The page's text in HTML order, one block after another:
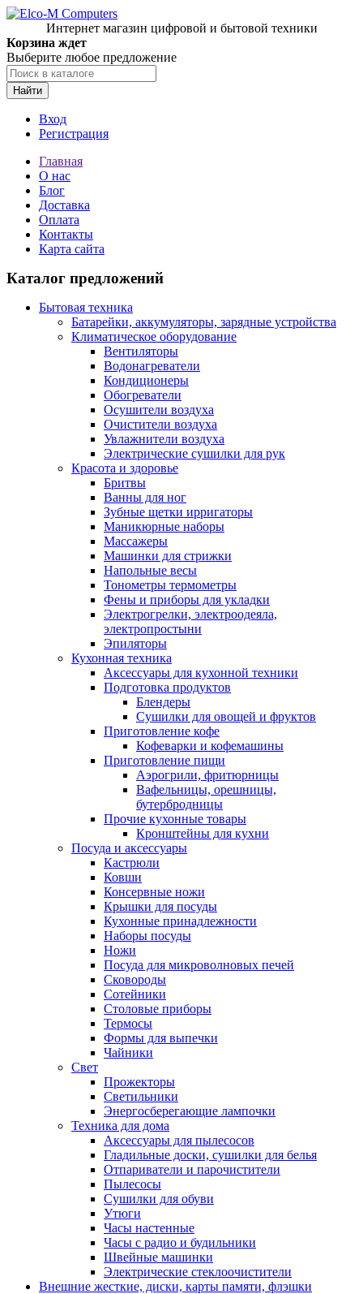
Интернет магазин цифровой и бытовой техники
Корзина ждет
Выберите любое предложение
Найти
Вход
Регистрация
Главная
О нас
Блог
Доставка
Оплата
Контакты
Карта сайта
Каталог предложений
Бытовая техника
Батарейки, аккумуляторы, зарядные устройства
Климатическое оборудование
Вентиляторы
Водонагреватели
Кондиционеры
Обогреватели
Осушители воздуха
Очистители воздуха
Увлажнители воздуха
Электрические сушилки для рук
Красота и здоровье
Бритвы
Ванны для ног
Зубные щетки ирригаторы
Маникюрные наборы
Массажеры
Машинки для стрижки
Напольные весы
Тонометры термометры
Фены и приборы для укладки
Электрогрелки, электроодеяла,
электропростыни
Эпиляторы
Кухонная техника
Аксессуары для кухонной техники
Подготовка продуктов
Блендеры
Сушилки для овощей и фруктов
Приготовление кофе
Кофеварки и кофемашины
Приготовление пищи
Аэрогрили, фритюрницы
Вафельницы, орешницы,
бутербродницы
Прочие кухонные товары
Кронштейны для кухни
Посуда и аксессуары
Кастрюли
Ковши
Консервные ножи
Крышки для посуды
Кухонные принадлежности
Наборы посуды
Ножи
Посуда для микроволновых печей
Сковороды
Сотейники
Столовые приборы
Термосы
Формы для выпечки
Чайники
Свет
Прожекторы
Светильники
Энергосберегающие лампочки
Техника для дома
Аксессуары для пылесосов
Гладильные доски, сушилки для белья
Отпариватели и парочистители
Пылесосы
Сушилки для обуви
Утюги
Часы настенные
Часы с радио и будильники
Швейные машинки
Электрические стеклоочистители
Внешние жесткие, диски, карты памяти, флэшки